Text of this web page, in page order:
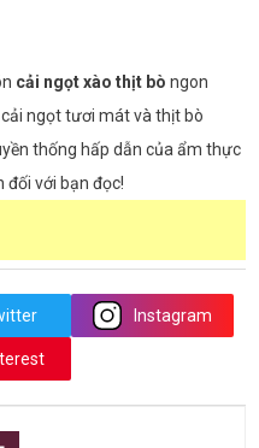
cải ngọt xào thịt bò ngon
ngọt tươi mát và thịt bò
thống hấp dẫn của ẩm thực
đối với bạn đọc!
Instagram